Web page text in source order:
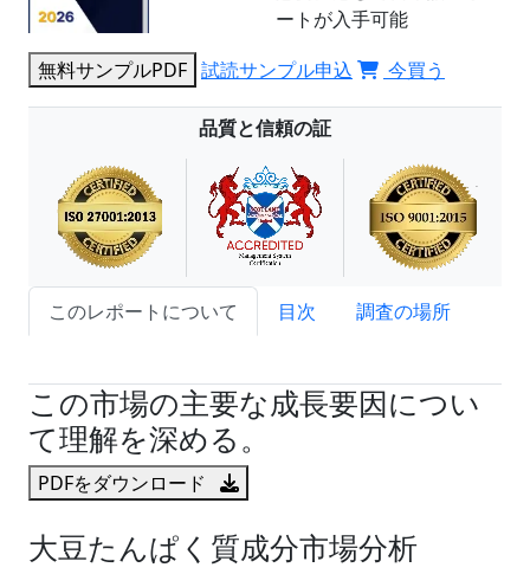
ートが入手可能
無料サンプルPDF 試読サンプル申込 今買う
品質と信頼の証
このレポートについて 目次
調査の場所
この市場の主要な成長要因につい
て理解を深める。
PDFをダウンロード
大豆たんぱく質成分市場分析